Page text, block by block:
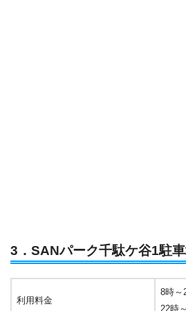
3．SANパーク千駄ケ谷1駐
利用料金
8時
22時